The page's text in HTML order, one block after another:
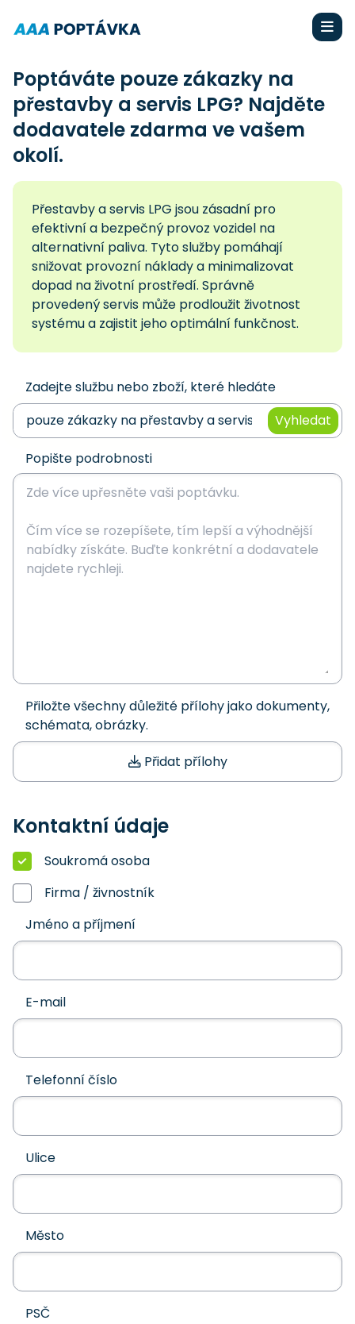
Poptáváte pouze zákazky na
přestavby a servis LPG? Najděte
dodavatele zdarma ve vašem
okolí.
Přestavby a servis LPG jsou zásadní pro
efektivní a bezpečný provoz vozidel na
alternativní paliva. Tyto služby pomáhají
snižovat provozní náklady a minimalizovat
dopad na životní prostředí. Správně
provedený servis může prodloužit životnost
systému a zajistit jeho optimální funkčnost.
Zadejte službu nebo zboží, které hledáte
Vyhledat
Popište podrobnosti
Přiložte všechny důležité přílohy jako dokumenty,
schémata, obrázky.
Přidat přílohy
Kontaktní údaje
Soukromá osoba
Firma / živnostník
Jméno a příjmení
E-mail
Telefonní číslo
Ulice
Město
PSČ